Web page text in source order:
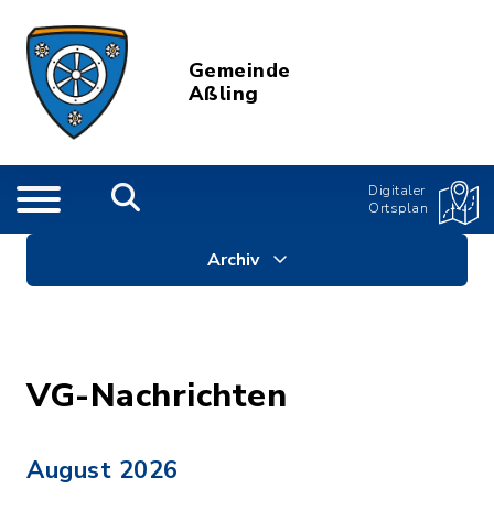
Gemeinde
Aßling
Digitaler
Ortsplan
Archiv
VG-Nachrichten
August 2026